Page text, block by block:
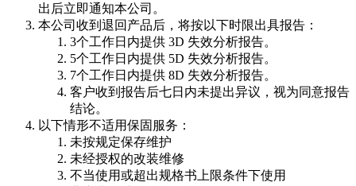
出后立即通知本公司。
本公司收到退回产品后，将按以下时限出具报告：
3个工作日内提供 3D 失效分析报告。
5个工作日内提供 5D 失效分析报告。
7个工作日内提供 8D 失效分析报告。
客户收到报告后七日内未提出异议，视为同意报告
结论。
以下情形不适用保固服务：
未按规定保存维护
未经授权的改装维修
不当使用或超出规格书上限条件下使用